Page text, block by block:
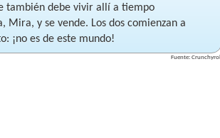
también debe vivir allí a tiempo
Mira, y se vende. Los dos comienzan a
¡no es de este mundo!
Fuente: Crunchyroll